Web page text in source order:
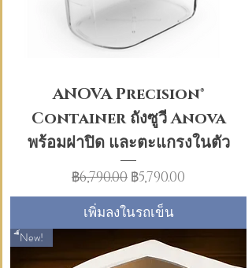
ANOVA Precision®
Container ถังซูวี Anova
พร้อมฝาปิด และตะแกรงในตัว
ราคาปกติ
฿6,790.00 ราคาขายลด
฿5,790.00
เพิ่มลงในรถเข็น
ื์New!